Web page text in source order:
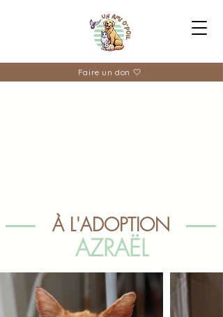
Faire un don 🤍
À L'ADOPTION
AZRAËL